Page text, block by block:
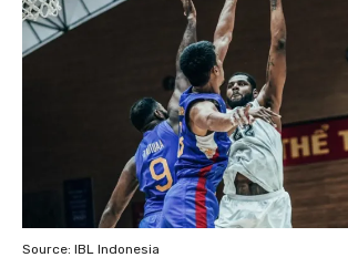
Source: IBL Indonesia